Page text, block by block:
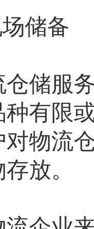
储备
服务
有限
对物流
放。